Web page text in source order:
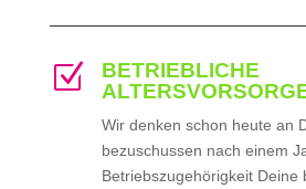
Z
BETRIEBLICHE
Wir denken schon heute an
bezuschussen nach einem
Betriebszugehörigkeit Deine